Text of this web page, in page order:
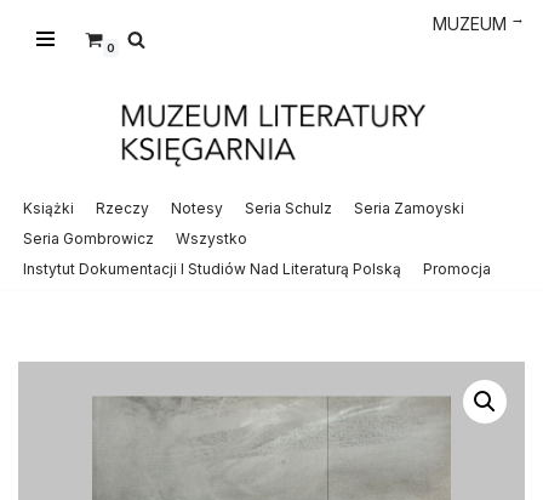
0
MUZEUM →
Książki Rzeczy Notesy Seria Schulz
Seria Zamoyski
Seria Gombrowicz
Wszystko
Instytut Dokumentacji I Studiów Nad Literaturą Polską
Promocja